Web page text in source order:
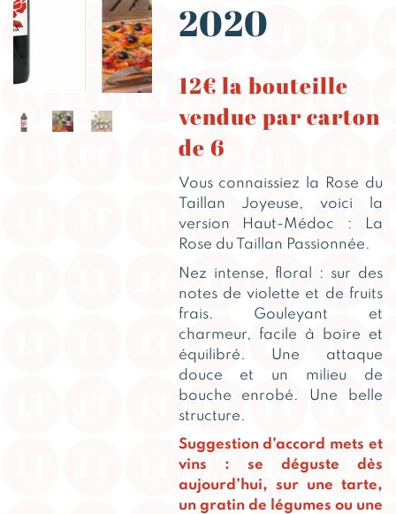
2020
12€ la bouteille
vendue par carton
de 6
Vous connaissiez la Rose du
Taillan Joyeuse, voici la
version Haut-Médoc : La
Rose du Taillan Passionnée.
Nez intense, floral : sur des
notes de violette et de fruits
frais. Gouleyant et
charmeur, facile à boire et
équilibré. Une attaque
douce et un milieu de
bouche enrobé. Une belle
structure.
Suggestion d’accord mets et
vins : se déguste dès
aujourd’hui, sur une tarte,
un gratin de légumes ou une